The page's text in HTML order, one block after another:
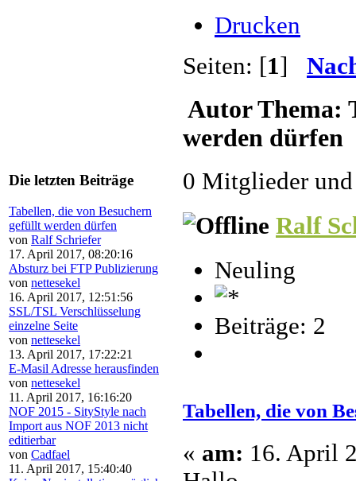
Die letzten Beiträge
Tabellen, die von Besuchern
gefüllt werden dürfen
von Ralf Schriefer
17. April 2017, 08:20:16
Absturz bei FTP Publizierung
von nettesekel
16. April 2017, 12:51:56
SSL/TSL Verschlüsselung
einzelne Seite
von nettesekel
13. April 2017, 17:22:21
E-Masil Adresse herausfinden
von nettesekel
11. April 2017, 16:16:20
NOF 2015 - SityStyle nach
Import aus NOF 2013 nicht
editierbar
von Cadfael
11. April 2017, 15:40:40
Drucken
Seiten: [1]
AutorThema:
werden dürfen
0 Mitglieder und
Ralf
Neuling
Beiträge: 2
Tabellen, die von
« am: 16. April